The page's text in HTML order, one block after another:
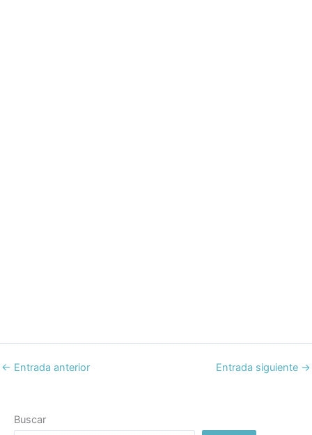
← Entrada anterior Entrada siguiente →
Buscar